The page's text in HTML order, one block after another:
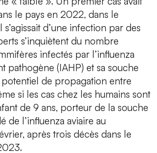
le pays en 2022, dans le
d’une infection par des
s’inquiètent du nombre
infectés par l’influenza
pathogène (IAHP) et sa souche
potentiel de propagation entre
si les cas chez les humains sont
de 9 ans, porteur de la souche
de l’influenza aviaire au
après trois décès dans le